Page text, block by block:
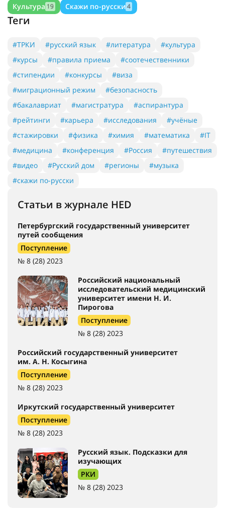
Культура 19 Скажи по-русски4
Теги
#ТРКИ #русский язык #литература
#культура
#курсы
#правила приема
#соотечественники
#стипендии
#конкурсы
#виза
#миграционный режим
#безопасность
#бакалавриат
#магистратура
#аспирантура
#рейтинги
#карьера #исследования
#учёные
#стажировки
#физика #химия #математика
#IT
#медицина
#конференция #Россия
#путешествия
#видео
#Русский дом #регионы
#музыка
#скажи по-русски
Статьи в журнале HED
Петербургский государственный университет
путей сообщения
Поступление
№ 8 (28) 2023
Российский национальный
исследовательский медицинский
университет имени Н. И.
Пирогова
Поступление
№ 8 (28) 2023
Российский государственный университет
им. А. Н. Косыгина
Поступление
№ 8 (28) 2023
Иркутский государственный университет
Поступление
№ 8 (28) 2023
Русский язык. Подсказки для
изучающих
РКИ
№ 8 (28) 2023